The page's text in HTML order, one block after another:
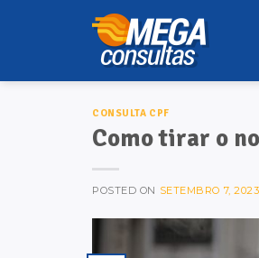
CONSULTA CPF
Como tirar o
POSTED ON SETEMBRO 7, 2023